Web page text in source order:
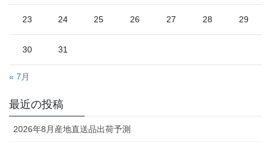
23 24 25 26 27 28 29
30 31
« 7月
最近の投稿
2026年8月産地直送品出荷予測